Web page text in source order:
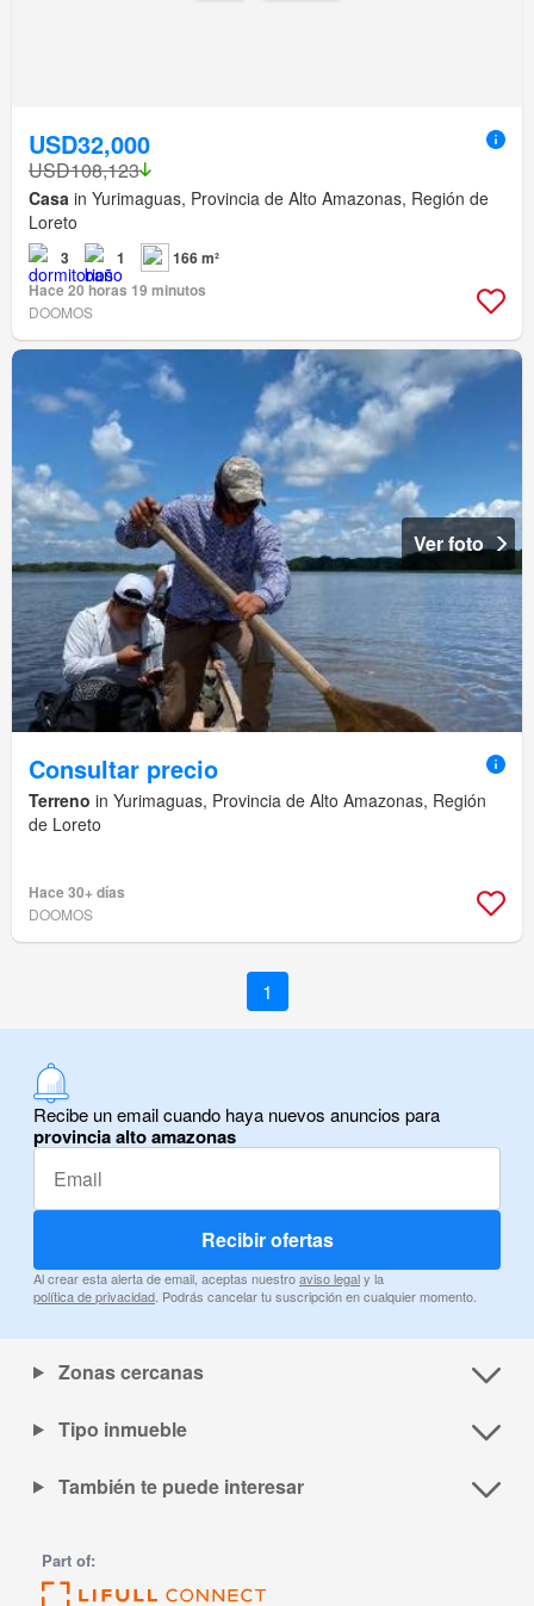
USD32,000
USD108,123
Casa in Yurimaguas, Provincia de Alto Amazonas, Región de
Loreto
3 1
166 m²
Hace 20 horas 19 minutos
DOOMOS
Ver foto
Consultar precio
Terreno in Yurimaguas, Provincia de Alto Amazonas, Región
de Loreto
Hace 30+ días
DOOMOS
1
Recibe un email cuando haya nuevos anuncios para
provincia alto amazonas
Recibir ofertas
Al crear esta alerta de email, aceptas nuestroaviso legaly la
política de privacidad . Podrás cancelar tu suscripción en cualquier momento.
Zonas cercanas
Tipo inmueble
También te puede interesar
Part of: